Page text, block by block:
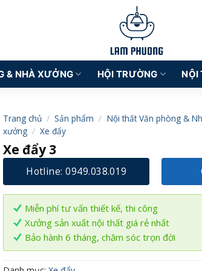
& NHÀ XƯỞNG HỘI TRƯỜNG NỘI
Trang chủ / Sản phẩm / Nội thất Văn phòng &
xưởng / Xe đẩy
Xe đẩy 3
Hotline: 0949.038.019
Miễn phí tư vấn thiết kế, thi công
Xưởng sản xuất nội thất giá rẻ nhất
Bảo hành 6 tháng, chăm sóc trọn đời